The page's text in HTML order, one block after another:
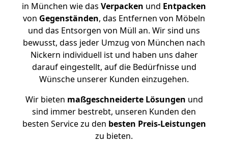
in München wie das Verpacken und Entpacken
von Gegenständen, das Entfernen von Möbeln
und das Entsorgen von Müll an. Wir sind uns
bewusst, dass jeder Umzug von München nach
Nickern individuell ist und haben uns daher
darauf eingestellt, auf die Bedürfnisse und
Wünsche unserer Kunden einzugehen.
Wir bieten maßgeschneiderte Lösungen und
sind immer bestrebt, unseren Kunden den
besten Service zu den besten Preis-Leistungen
zu bieten.